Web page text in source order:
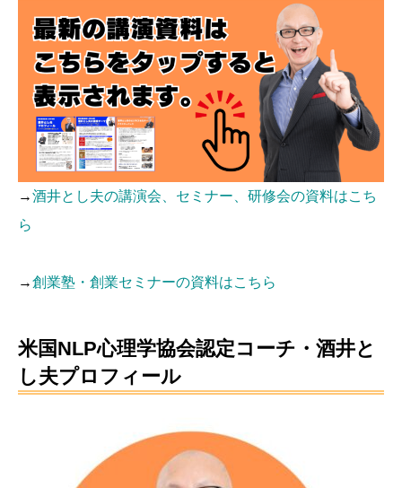
→酒井とし夫の講演会、セミナー、研修会の資料はこち
ら
→創業塾・創業セミナーの資料はこちら
米国NLP心理学協会認定コーチ・酒井と
し夫プロフィール